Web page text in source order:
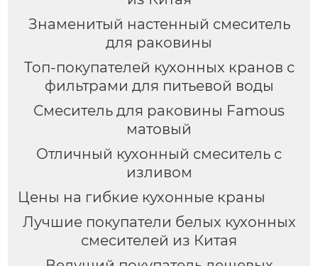
Знаменитый настенный смеситель
для раковины
Топ-покупателей кухонных кранов с
фильтрами для питьевой воды
Смеситель для раковины Famous
матовый
Отличный кухонный смеситель с
изливом
Цены на гибкие кухонные краны
Лучшие покупатели белых кухонных
смесителей из Китая